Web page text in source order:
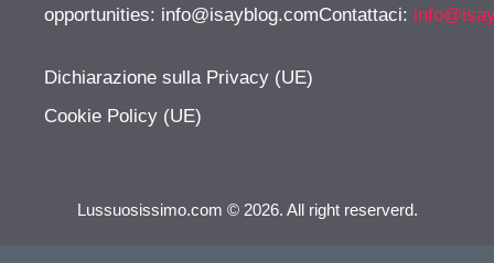
opportunities: info@isayblog.comContattaci:
Dichiarazione sulla Privacy (UE)
Cookie Policy (UE)
Lussuosissimo.com © 2026. All right reserverd.